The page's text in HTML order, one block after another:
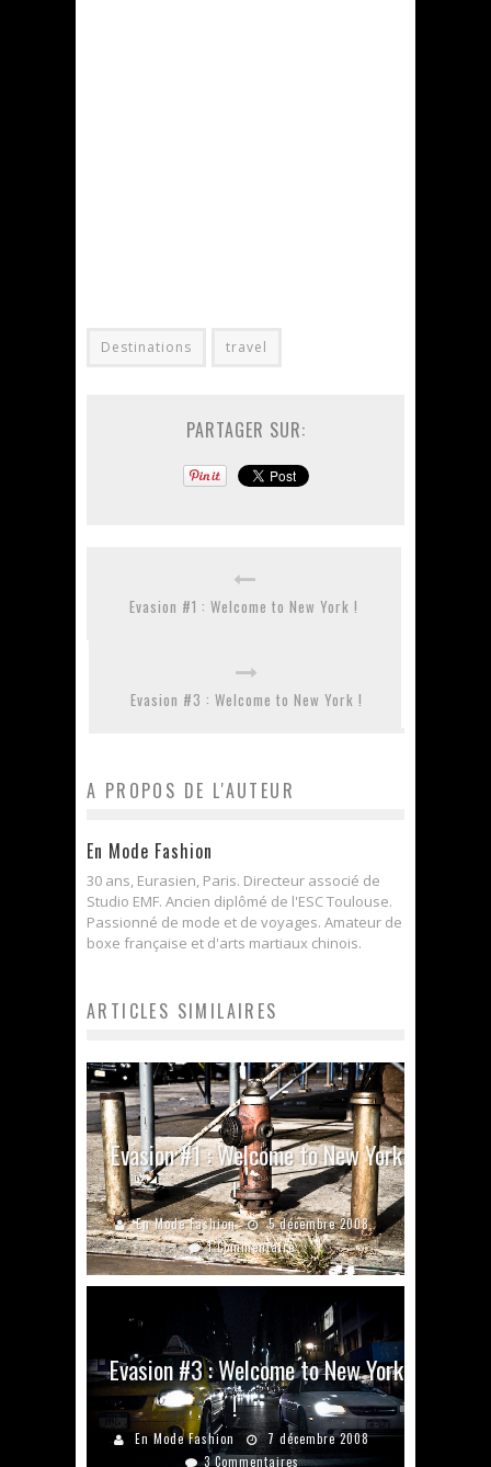
Destinations travel
PARTAGER SUR:
Evasion #1 : Welcome to New York !
Evasion #3 : Welcome to New York !
A PROPOS DE L'AUTEUR
En Mode Fashion
30 ans, Eurasien, Paris. Directeur associé de
Studio EMF. Ancien diplômé de l'ESC Toulouse.
Passionné de mode et de voyages. Amateur de
boxe française et d'arts martiaux chinois.
ARTICLES SIMILAIRES
Evasion #1 : Welcome to New York
!
En Mode Fashion
5 décembre 2008
1 Commentaire
Evasion #3 : Welcome to New York
!
En Mode Fashion
7 décembre 2008
3 Commentaires